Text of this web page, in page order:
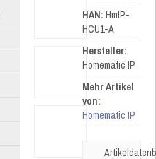
HAN: HmIP-
HCU1-A
Hersteller:
Homematic IP
Mehr Artikel
von:
Homematic IP